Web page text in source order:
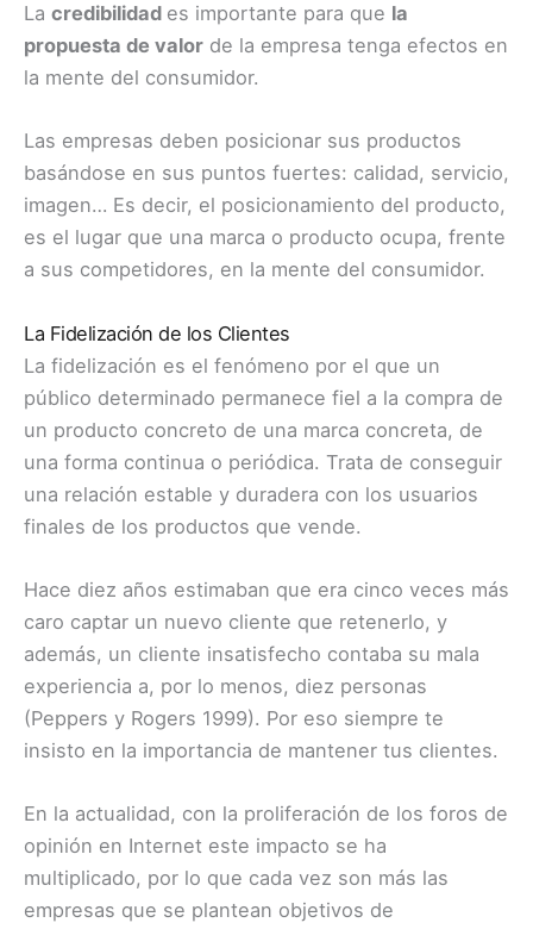
La credibilidad es importante para que la
propuesta de valor de la empresa tenga efectos en
la mente del consumidor.
Las empresas deben posicionar sus productos
basándose en sus puntos fuertes: calidad, servicio,
imagen… Es decir, el posicionamiento del producto,
es el lugar que una marca o producto ocupa, frente
a sus competidores, en la mente del consumidor.
La Fidelización de los Clientes
La fidelización es el fenómeno por el que un
público determinado permanece fiel a la compra de
un producto concreto de una marca concreta, de
una forma continua o periódica. Trata de conseguir
una relación estable y duradera con los usuarios
finales de los productos que vende.
Hace diez años estimaban que era cinco veces más
caro captar un nuevo cliente que retenerlo, y
además, un cliente insatisfecho contaba su mala
experiencia a, por lo menos, diez personas
(Peppers y Rogers 1999). Por eso siempre te
insisto en la importancia de mantener tus clientes.
En la actualidad, con la proliferación de los foros de
opinión en Internet este impacto se ha
multiplicado, por lo que cada vez son más las
empresas que se plantean objetivos de